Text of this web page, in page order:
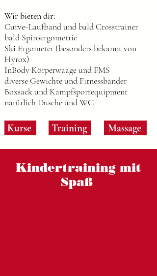
Wir bieten dir:
Curve-Laufband und bald Crosstrainer
bald Spiroergometrie
Ski Ergometer (besonders bekannt von
Hyrox)
InBody Körperwaage und FMS
diverse Gewichte und Fitnessbänder
Boxsack und Kampfsportequipment
natürlich Dusche und WC
Kurse Training Massage
Kindertraining mit
Spaß